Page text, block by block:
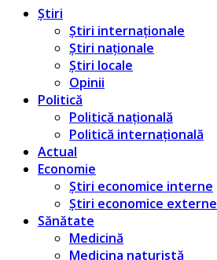
Știri
Știri internaționale
Știri naționale
Știri locale
Opinii
Politică
Politică națională
Politică internațională
Actual
Economie
Știri economice interne
Știri economice externe
Sănătate
Medicină
Medicina naturistă